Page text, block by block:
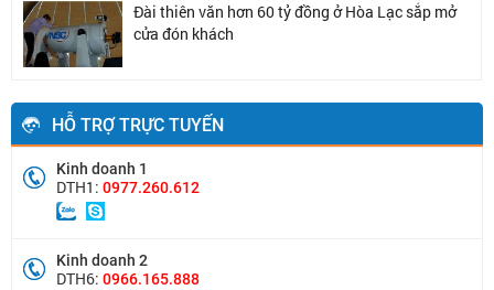
Đài thiên văn hơn 60 tỷ đồng ở Hòa Lạc sắp mở
cửa đón khách
HỖ TRỢ TRỰC TUYẾN
Kinh doanh 1
DTH1: 0977.260.612
Kinh doanh 2
DTH6: 0966.165.888